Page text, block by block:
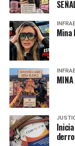
admin
Mina